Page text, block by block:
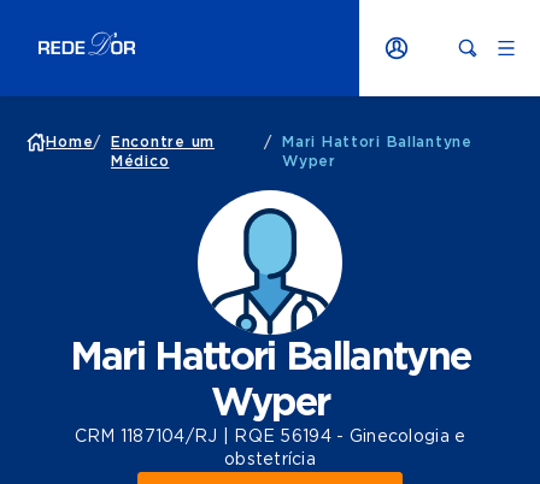
Home/
Encontre um
Médico
/
Mari Hattori Ballantyne
Wyper
Mari Hattori Ballantyne
Wyper
CRM 1187104/RJ | RQE 56194 - Ginecologia e
obstetrícia